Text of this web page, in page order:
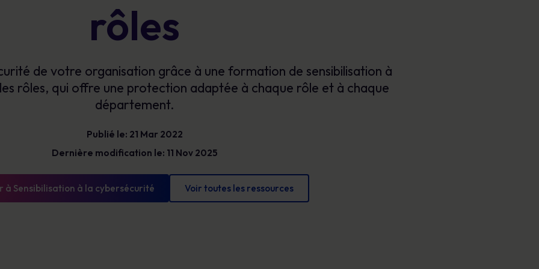
risques humains pour prioriser vos actions,
réduire votre exposition et démontrer des
progrès mesurables.
Les définitions de la cybersécurité que vous
devez connaîtrerôles
de votre organisation grâce à une formation de sensibilisation à
rôles, qui offre une protection adaptée à chaque rôle et à chaque
département.
Publié le: 21 Mar 2022
Dernière modification le: 11 Nov 2025
à Sensibilisation à la cybersécurité Voir toutes les ressources